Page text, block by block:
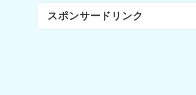
スポンサードリンク